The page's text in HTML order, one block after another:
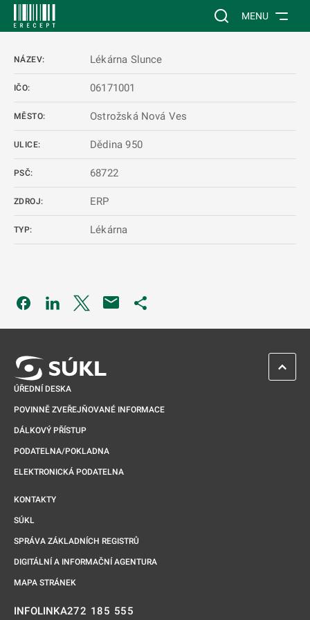
Vyhledávání na
MENU
NÁZEV: Lékárna Slunce
IČO: 06171001
MĚSTO: Ostrožská Nová Ves
ULICE: Dědina 950
PSČ: 68722
ZDROJ: ERP
TYP: Lékárna
Odkaz se otevře na nové kartě
Odkaz se otevře na nové kartě
Odkaz se otevře na nové kartě
ÚŘEDNÍ DESKA
POVINNĚ ZVEŘEJŇOVANÉ INFORMACE
DÁLKOVÝ PŘÍSTUP
PODATELNA/POKLADNA
ELEKTRONICKÁ PODATELNA
KONTAKTY
SÚKL
SPRÁVA ZÁKLADNÍCH REGISTRŮ
DIGITÁLNÍ A INFORMAČNÍ AGENTURA
MAPA STRÁNEK
INFOLINKA272 185 555
ZPĚT